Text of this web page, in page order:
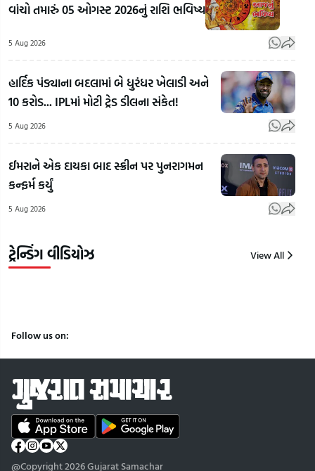
વાંચો તમારું 05 ઓગસ્ટ 2026નું રાશિ ભવિષ્ય
5 Aug 2026
હાર્દિક પંડ્યાના બદલામાં બે ધુરંધર ખેલાડી અને
10 કરોડ... IPLમાં મોટી ટ્રેડ ડીલના સંકેત!
5 Aug 2026
ઈમરાને એક દાયકા બાદ સ્ક્રીન પર પુનરાગમન
કન્ફર્મ કર્યું
5 Aug 2026
ટ્રેન્ડિંગ વીડિયોઝ View All
15મી
ઓગસ્ટ
દેશભરમાં
સુરતી
તિરંગાની
ભારે
₹100
કરોડના
વેપારનો
અંદાજ |
samachar
5
બ્લેક
ગોગલ્સ
68 વર્ષીય
નીતુ સિંહ
Follow us on:
@Copyright 2026 Gujarat Samachar